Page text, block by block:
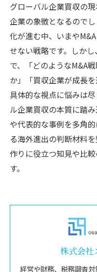
グローバル企業買収の
企業の象徴となるので
化が進む中、いまや
せない戦略です。しか
で、「どのようなM&A
か」「買収企業が成長
具体的な視点に悩みは
ル企業買収の本質に踏
や代表的な事例を多角
る海外進出の判断材料
作りに役立つ知見や比
す。
株式会社
経営や財務、税務調査